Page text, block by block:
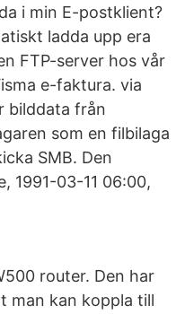
i min E-postklient?
ladda upp era
FTP-server hos vår
e-faktura. via
bilddata från
som en filbilaga
SMB. Den
1991-03-11 06:00,
router. Den har
man kan koppla till